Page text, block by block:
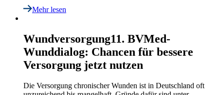
Mehr lesen
Wundversorgung11. BVMed-
Wunddialog: Chancen für bessere
Versorgung jetzt nutzen
Die Versorgung chronischer Wunden ist in Deutschland oft